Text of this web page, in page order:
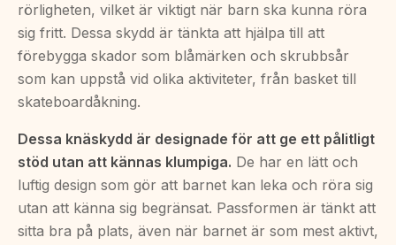
rörligheten, vilket är viktigt när barn ska kunna röra
sig fritt. Dessa skydd är tänkta att hjälpa till att
förebygga skador som blåmärken och skrubbsår
som kan uppstå vid olika aktiviteter, från basket till
skateboardåkning.
Dessa knäskydd är designade för att ge ett pålitligt
stöd utan att kännas klumpiga. De har en lätt och
luftig design som gör att barnet kan leka och röra sig
utan att känna sig begränsat. Passformen är tänkt att
sitta bra på plats, även när barnet är som mest aktivt,